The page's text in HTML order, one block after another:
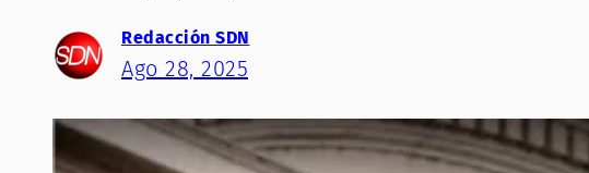
Redacción SDN
Ago 28, 2025